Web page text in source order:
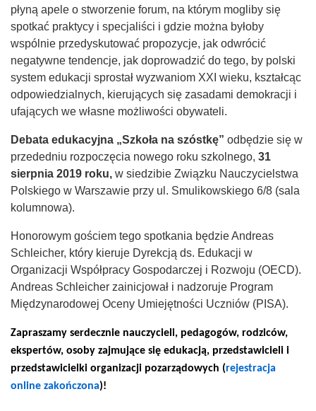
płyną apele o stworzenie forum, na którym mogliby się
spotkać praktycy i specjaliści i gdzie można byłoby
wspólnie przedyskutować propozycje, jak odwrócić
negatywne tendencje, jak doprowadzić do tego, by polski
system edukacji sprostał wyzwaniom XXI wieku, kształcąc
odpowiedzialnych, kierujących się zasadami demokracji i
ufających we własne możliwości obywateli.
Debata edukacyjna „Szkoła na szóstkę” odbędzie się w
przededniu rozpoczęcia nowego roku szkolnego, 31
sierpnia 2019 roku, w siedzibie Związku Nauczycielstwa
Polskiego w Warszawie przy ul. Smulikowskiego 6/8 (sala
kolumnowa).
Honorowym gościem tego spotkania będzie Andreas
Schleicher, który kieruje Dyrekcją ds. Edukacji w
Organizacji Współpracy Gospodarczej i Rozwoju (OECD).
Andreas Schleicher zainicjował i nadzoruje Program
Międzynarodowej Oceny Umiejętności Uczniów (PISA).
Zapraszamy serdecznie nauczycieli, pedagogów, rodziców,
ekspertów, osoby zajmujące się edukacją, przedstawicieli i
przedstawicielki organizacji pozarządowych (rejestracja
online zakończona)!